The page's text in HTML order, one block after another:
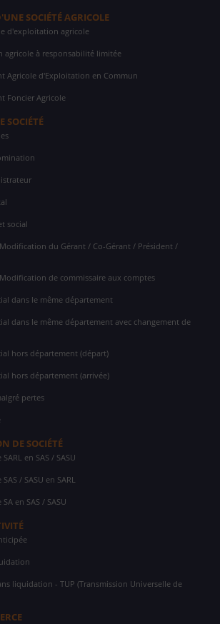
SOCIÉTÉ AGRICOLE
d'exploitation agricole
agricole à responsabilité limitée
Agricole d'Exploitation en Commun
Foncier Agricole
SOCIÉTÉ
social
du Gérant / Co-Gérant / Président /
de commissaire aux comptes
dans le même département
dans le même département avec changement de
hors département (départ)
hors département (arrivée)
pertes
DE SOCIÉTÉ
en SAS / SASU
/ SASU en SARL
en SAS / SASU
liquidation - TUP (Transmission Universelle de